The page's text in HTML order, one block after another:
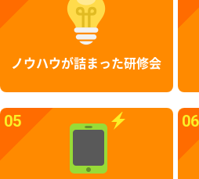
ノウハウが詰まった研修会
05 06